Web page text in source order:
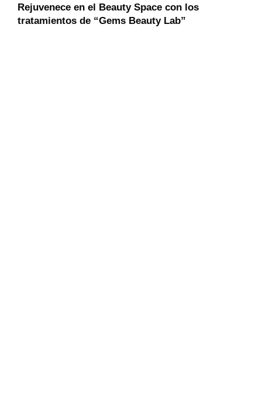
Rejuvenece en el Beauty Space con los
tratamientos de “Gems Beauty Lab”